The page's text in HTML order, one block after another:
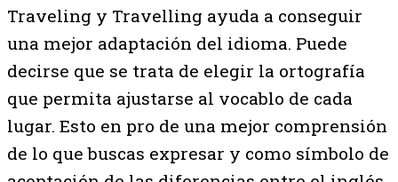
Traveling y Travelling ayuda a conseguir
una mejor adaptación del idioma. Puede
decirse que se trata de elegir la ortografía
que permita ajustarse al vocablo de cada
lugar. Esto en pro de una mejor comprensión
de lo que buscas expresar y como símbolo de